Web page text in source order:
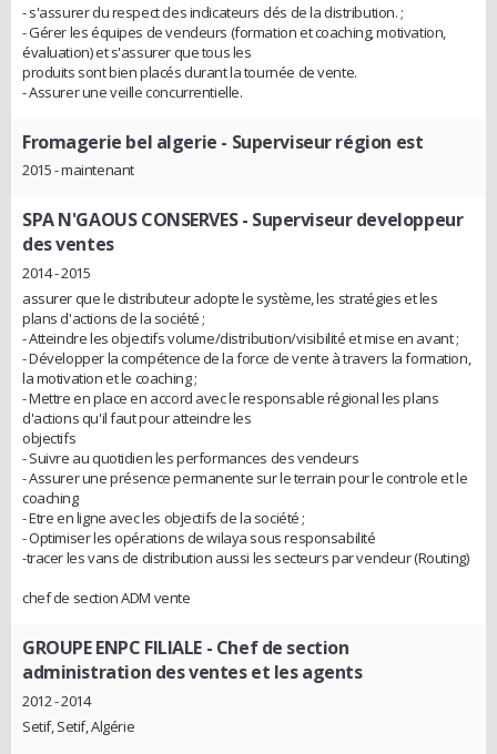
- s'assurer du respect des indicateurs clés de la distribution. ;
- Gérer les équipes de vendeurs (formation et coaching, motivation,
évaluation) et s'assurer que tous les
produits sont bien placés durant la tournée de vente.
- Assurer une veille concurrentielle.
Fromagerie bel algerie - Superviseur région est
2015 - maintenant
SPA N'GAOUS CONSERVES- Superviseur developpeur
des ventes
2014 - 2015
assurer que le distributeur adopte le système, les stratégies et les
plans d'actions de la société ;
- Atteindre les objectifs volume/distribution/visibilité et mise en avant ;
- Développer la compétence de la force de vente à travers la formation,
la motivation et le coaching ;
- Mettre en place en accord avec le responsable régional les plans
d'actions qu'il faut pour atteindre les
objectifs
- Suivre au quotidien les performances des vendeurs
- Assurer une présence permanente sur le terrain pour le controle et le
coaching
- Etre en ligne avec les objectifs de la société ;
- Optimiser les opérations de wilaya sous responsabilité
-tracer les vans de distribution aussi les secteurs par vendeur (Routing)
chef de section ADM vente
GROUPE ENPC FILIALE - Chef de section
administration des ventes et les agents
2012 - 2014
Setif, Setif, Algérie